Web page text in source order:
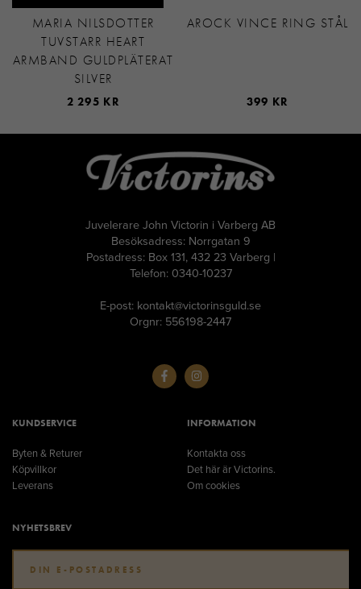
MARIA NILSDOTTER
TUVSTARR HEART
ARMBAND GULDPLÄTERAT
SILVER
2 295 KR
AROCK VINCE RING STÅL
399 KR
Juvelerare John Victorin i Varberg AB
Besöksadress: Norrgatan 9
Postadress: Box 131, 432 23 Varberg |
Telefon: 0340-10237
E-post: kontakt@victorinsguld.se
Orgnr: 556198-2447
KUNDSERVICE
Byten & Returer
Köpvillkor
Leverans
INFORMATION
Kontakta oss
Det här är Victorins.
Om cookies
NYHETSBREV